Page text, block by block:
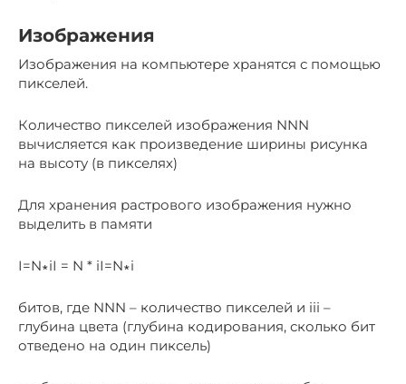
Изображения​
Изображения на компьютере хранятся с помощью
пикселей.
Количество пикселей изображения NNN
вычисляется как произведение ширины рисунка
на высоту (в пикселях)
Для хранения растрового изображения нужно
выделить в памяти
I=N∗iI = N * iI=N∗i
битов, где NNN – количество пикселей и iii –
глубина цвета (глубина кодирования, сколько бит
отведено на один пиксель)